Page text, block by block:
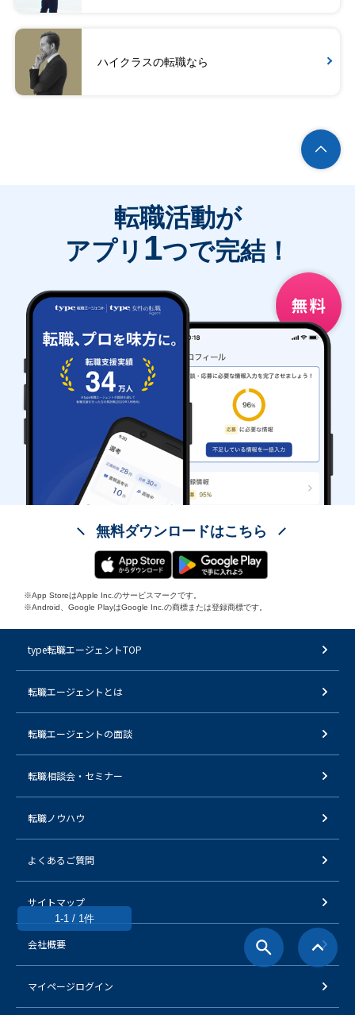
ハイクラスの転職なら
1-1 / 1件
転職活動が
アプリ 1つで完結！
無料ダウンロードはこちら
※App StoreはApple Inc.のサービスマークです。
※Android、Google PlayはGoogle Inc.の商標または登録商標です。
type転職エージェントTOP
転職エージェントとは
転職エージェントの面談
転職相談会・セミナー
転職ノウハウ
よくあるご質問
サイトマップ
会社概要
マイページログイン